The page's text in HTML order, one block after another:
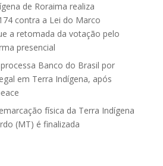
de Roraima realiza
contra a Lei do Marco
a retomada da votação pelo
presencial
processa Banco do Brasil por
em Terra Indígena, após
física da Terra Indígena
(MT) é finalizada